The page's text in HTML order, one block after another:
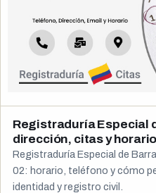
Registraduría Especial
dirección, citas y horario
Registraduría Especial de
02: horario, teléfono y cómo
identidad y registro civil.